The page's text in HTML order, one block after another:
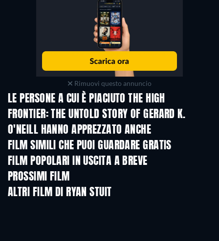
Rimuovi questo annuncio
LE PERSONE A CUI È PIACIUTO THE HIGH
FRONTIER: THE UNTOLD STORY OF GERARD K.
O'NEILL HANNO APPREZZATO ANCHE
FILM SIMILI CHE PUOI GUARDARE GRATIS
FILM POPOLARI IN USCITA A BREVE
PROSSIMI FILM
ALTRI FILM DI RYAN STUIT